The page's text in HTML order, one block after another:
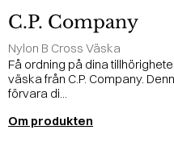
C.P. Company
Nylon B Cross Väska
Få ordning på dina
väska från C.P. Company.
förvara di...
Om produkten